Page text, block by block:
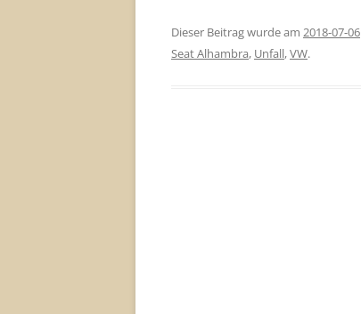
Dieser Beitrag wurde am 2018-07-06
Seat Alhambra, Unfall,VW.